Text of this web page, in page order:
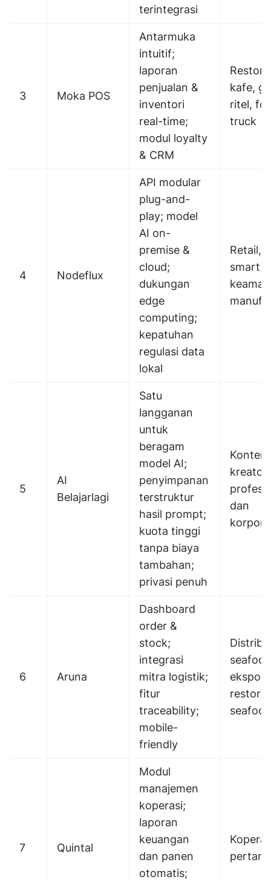
terintegrasi
3 Moka POS
Antarmuka
intuitif;
laporan
penjualan &
inventori
real-time;
modul loyalty
& CRM
kafe,
ritel,
truck
4 Nodeflux
API modular
plug-and-
play; model
AI on-
premise &
cloud;
dukungan
edge
computing;
kepatuhan
regulasi data
lokal
Retail,
smart
5
AI
Belajarlagi
Satu
langganan
untuk
beragam
model AI;
penyimpanan
terstruktur
hasil prompt;
kuota tinggi
tanpa biaya
tambahan;
privasi penuh
Konten
kreator,
dan
6 Aruna
Dashboard
order &
stock;
integrasi
mitra logistik;
fitur
traceability;
mobile-
friendly
seafood
7 Quintal
Modul
manajemen
koperasi;
laporan
keuangan
dan panen
otomatis;